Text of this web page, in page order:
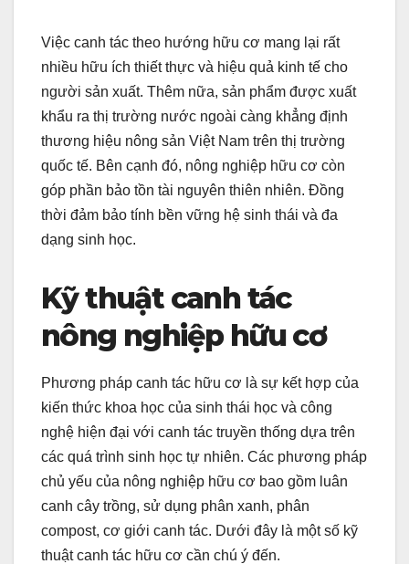
Việc canh tác theo hướng hữu cơ mang lại rất
nhiều hữu ích thiết thực và hiệu quả kinh tế cho
người sản xuất. Thêm nữa, sản phẩm được xuất
khẩu ra thị trường nước ngoài càng khẳng định
thương hiệu nông sản Việt Nam trên thị trường
quốc tế. Bên cạnh đó, nông nghiệp hữu cơ còn
góp phần bảo tồn tài nguyên thiên nhiên. Đồng
thời đảm bảo tính bền vững hệ sinh thái và đa
dạng sinh học.
Kỹ thuật canh tác
nông nghiệp hữu cơ
Phương pháp canh tác hữu cơ là sự kết hợp của
kiến thức khoa học của sinh thái học và công
nghệ hiện đại với canh tác truyền thống dựa trên
các quá trình sinh học tự nhiên. Các phương pháp
chủ yếu của nông nghiệp hữu cơ bao gồm luân
canh cây trồng, sử dụng phân xanh, phân
compost, cơ giới canh tác. Dưới đây là một số kỹ
thuật canh tác hữu cơ cần chú ý đến.